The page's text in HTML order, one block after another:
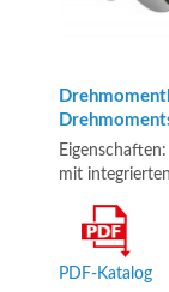
mit
PDF-Katalog